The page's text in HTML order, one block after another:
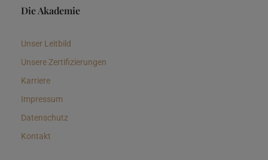
Die Akademie
Unser Leitbild
Unsere Zertifizierungen
Karriere
Impressum
Datenschutz
Kontakt